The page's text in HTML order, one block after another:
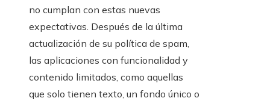
no cumplan con estas nuevas
expectativas. Después de la última
actualización de su política de spam,
las aplicaciones con funcionalidad y
contenido limitados, como aquellas
que solo tienen texto, un fondo único o